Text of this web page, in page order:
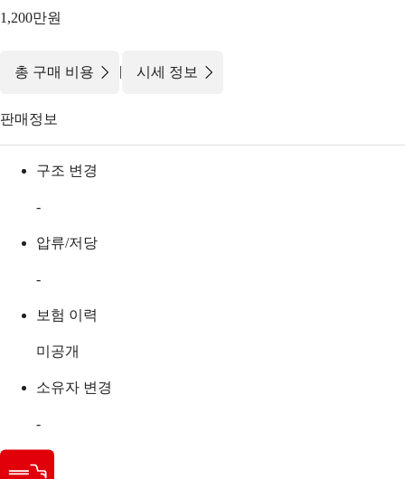
1,200만원
총 구매 비용 | 시세 정보
판매정보
구조 변경
-
압류/저당
-
보험 이력
미공개
소유자 변경
-